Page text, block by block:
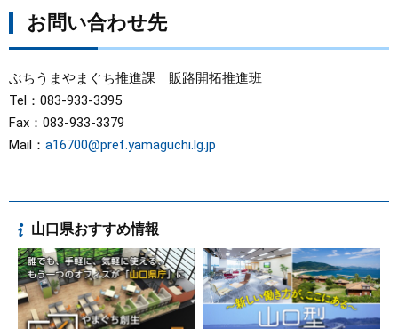
お問い合わせ先
ぶちうまやまぐち推進課 販路開拓推進班
Tel：083-933-3395
Fax：083-933-3379
Mail： a16700@pref.yamaguchi.lg.jp
山口県おすすめ情報